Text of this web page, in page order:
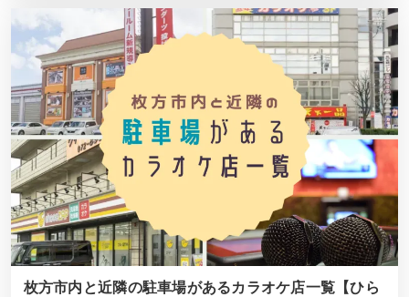
枚方市内と近隣の駐車場があるカラオケ店一覧【ひら